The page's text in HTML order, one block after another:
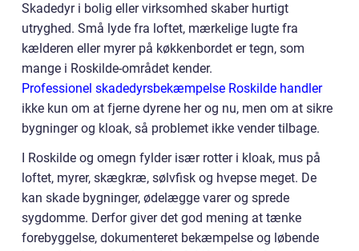
Skadedyr i bolig eller virksomhed skaber hurtigt
utryghed. Små lyde fra loftet, mærkelige lugte fra
kælderen eller myrer på køkkenbordet er tegn, som
mange i Roskilde-området kender.
Professionel skadedyrsbekæmpelse Roskilde handler
ikke kun om at fjerne dyrene her og nu, men om at sikre
bygninger og kloak, så problemet ikke vender tilbage.
I Roskilde og omegn fylder især rotter i kloak, mus på
loftet, myrer, skægkræ, sølvfisk og hvepse meget. De
kan skade bygninger, ødelægge varer og sprede
sygdomme. Derfor giver det god mening at tænke
forebyggelse, dokumenteret bekæmpelse og løbende